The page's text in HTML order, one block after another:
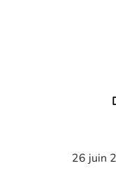
26 juin